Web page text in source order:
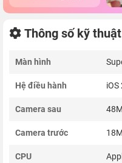
Thông số kỹ thuật
Màn hình
Hệ điều hành iOS
Camera sau
Camera trước
CPU